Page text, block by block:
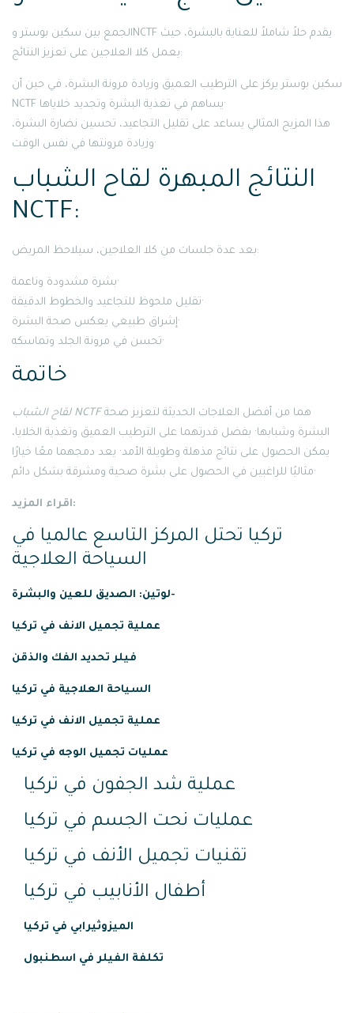
الجمع بين سكين بوستر وNCTF يقدم حلاً شاملاً للعناية بالبشرة، حيث
يعمل كلا العلاجين على تعزيز النتائج:
سكين بوستر يركز على الترطيب العميق وزيادة مرونة البشرة، في حين أن
NCTF يساهم في تغذية البشرة وتجديد خلاياها·
هذا المزيج المثالي يساعد على تقليل التجاعيد، تحسين نضارة البشرة،
وزيادة مرونتها في نفس الوقت·
النتائج المبهرة لقاح الشباب
NCTF:
بعد عدة جلسات من كلا العلاجين، سيلاحظ المريض:
بشرة مشدودة وناعمة·
تقليل ملحوظ للتجاعيد والخطوط الدقيقة·
إشراق طبيعي يعكس صحة البشرة·
تحسن في مرونة الجلد وتماسكه·
خاتمة
لقاح الشباب NCTF
البشرة وشبابها· بفضل قدرتهما على الترطيب العميق وتغذية الخلايا،
يمكن الحصول على نتائج مذهلة وطويلة الأمد· يعد دمجهما معًا خيارًا
مثاليًا للراغبين في الحصول على بشرة صحية ومشرقة بشكل دائم·
اقراء المزيد:
تركيا تحتل المركز التاسع عالميا في
السياحة العلاجية
لوتين: الصديق للعين والبشرة-
عملية تجميل الانف في تركيا
فيلر تحديد الفك والذقن
السياحة العلاجية في تركيا
عملية تجميل الانف في تركيا
عمليات تجميل الوجه في تركيا
عملية شد الجفون في تركيا
عمليات نحت الجسم في تركيا
تقنيات تجميل الأنف في تركيا
أطفال الأنابيب في تركيا
الميزوثيرابي في تركيا
تكلفة الفيلر في اسطنبول